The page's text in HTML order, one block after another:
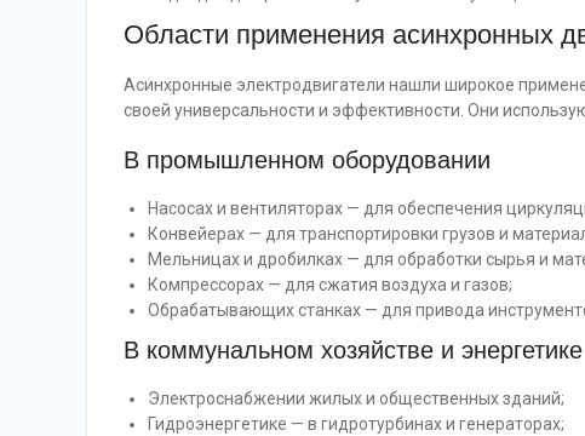
Области применения асинхронных
Асинхронные электродвигатели нашли широкое
своей универсальности и эффективности. Они
В промышленном оборудовании
Насосах и вентиляторах — для обеспечения
Конвейерах — для транспортировки грузов и
Мельницах и дробилках — для обработки сырья и
Компрессорах — для сжатия воздуха и газов;
Обрабатывающих станках — для привода
В коммунальном хозяйстве и энергетике
Электроснабжении жилых и общественных зданий;
Гидроэнергетике — в гидротурбинах и генераторах;